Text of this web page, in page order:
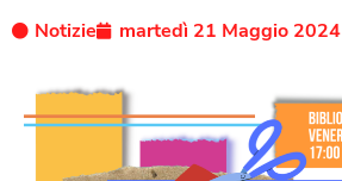
Notizie martedì 21 Maggio 2024